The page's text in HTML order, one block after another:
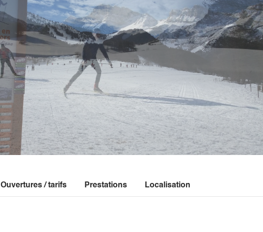
Ouvertures / tarifs Prestations Localisation